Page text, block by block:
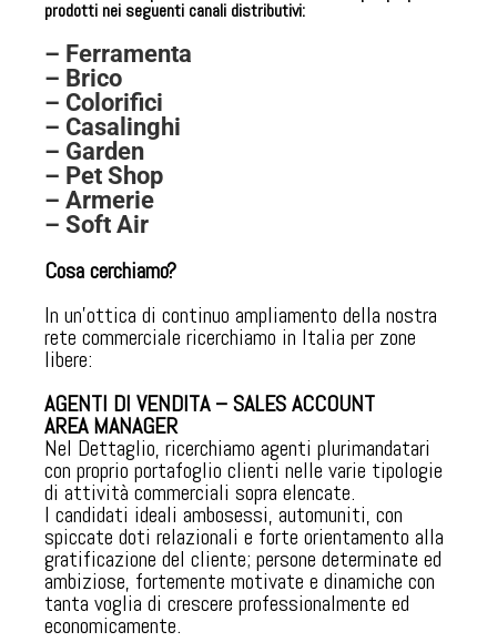
prodotti nei seguenti canali distributivi:
– Ferramenta
– Brico
– Colorifici
– Casalinghi
– Garden
– Pet Shop
– Armerie
– Soft Air
Cosa cerchiamo?
In un’ottica di continuo ampliamento della nostra
rete commerciale ricerchiamo in Italia per zone
libere:
AGENTI DI VENDITA – SALES ACCOUNT
AREA MANAGER
Nel Dettaglio, ricerchiamo agenti plurimandatari
con proprio portafoglio clienti nelle varie tipologie
di attività commerciali sopra elencate.
I candidati ideali ambosessi, automuniti, con
spiccate doti relazionali e forte orientamento alla
gratificazione del cliente; persone determinate ed
ambiziose, fortemente motivate e dinamiche con
tanta voglia di crescere professionalmente ed
economicamente.